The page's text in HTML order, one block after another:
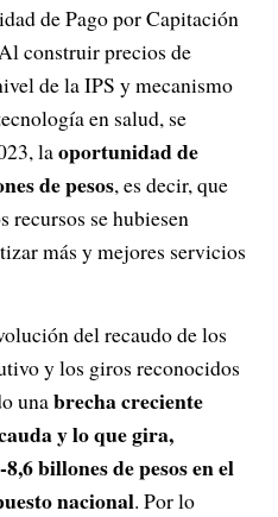
de Pago por Capitación
construir precios de
de la IPS y mecanismo
en salud, se
laoportunidad de
de pesos, es decir, que
recursos se hubiesen
más y mejores servicios
del recaudo de los
y los giros reconocidos
unabrecha creciente
y lo que gira,
billones de pesos en el
nacional. Por lo